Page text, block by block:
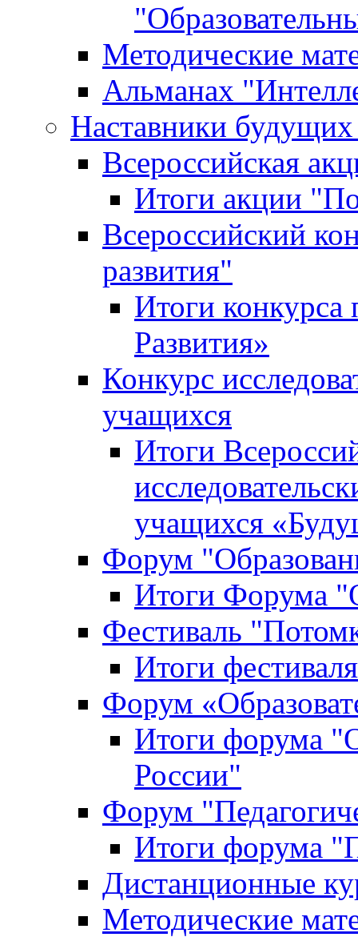
Методические
Альманах
Наставники
Всероссийская
Итоги акции
Всероссийский
развития"
Итоги конкурса
Развития»
Конкурс
учащихся
Итоги
учащихся
Форум
Итоги Форума
Фестиваль
Итоги
Форум
Итоги форума
России"
Форум
Итоги форума
Дистанционные
Методические